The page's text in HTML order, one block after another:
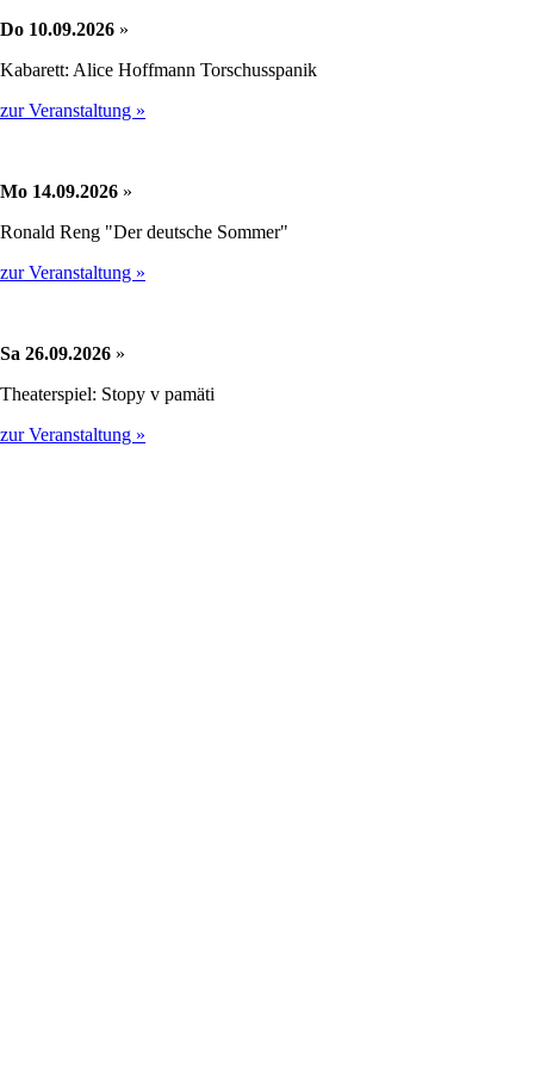
Do 10.09.2026 »
Kabarett: Alice Hoffmann Torschusspanik
zur Veranstaltung »
Mo 14.09.2026 »
Ronald Reng "Der deutsche Sommer"
zur Veranstaltung »
Sa 26.09.2026 »
Theaterspiel: Stopy v pamäti
zur Veranstaltung »